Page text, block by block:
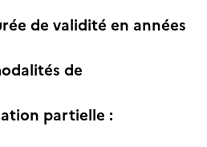
de validité en années
de
partielle :